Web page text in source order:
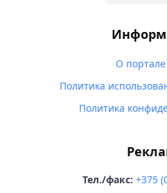
О портале
Политика
Политика
Тел./факс: +375